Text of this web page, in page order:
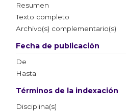
Resumen
Texto completo
Archivo(s) complementario(s)
Fecha de publicación
De
Hasta
Términos de la indexación
Disciplina(s)